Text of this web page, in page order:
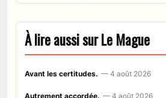
À lire aussi sur Le Mague
Avant les certitudes. — 4 août 2026
Autrement accordée. — 4 août 2026